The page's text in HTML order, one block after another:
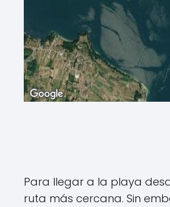
Para llegar a la playa
ruta más cercana. Sin